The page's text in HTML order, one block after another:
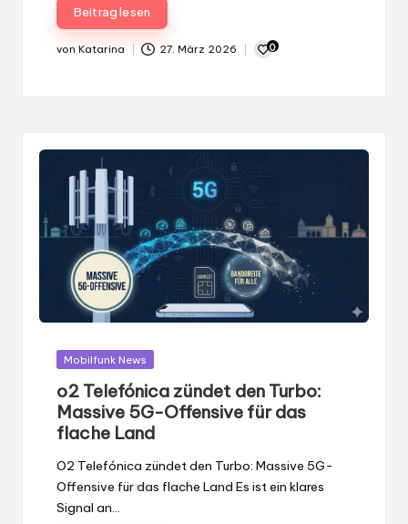
Beitrag lesen
von Katarina 27. März 2026 0
Gepostet
Mobilfunk News
o2 Telefónica zündet den Turbo:
Massive 5G-Offensive für das
flache Land
O2 Telefónica zündet den Turbo: Massive 5G-
Offensive für das flache Land Es ist ein klares
Signal an…